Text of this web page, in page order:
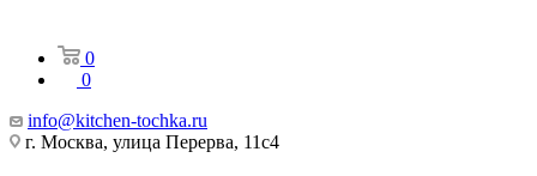
0
0
info@kitchen-tochka.ru
г. Москва, улица Перерва, 11с4